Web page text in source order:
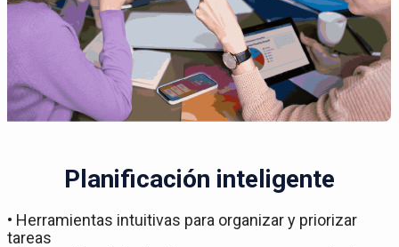
Planificación inteligente
• Herramientas intuitivas para organizar y priorizar
tareas